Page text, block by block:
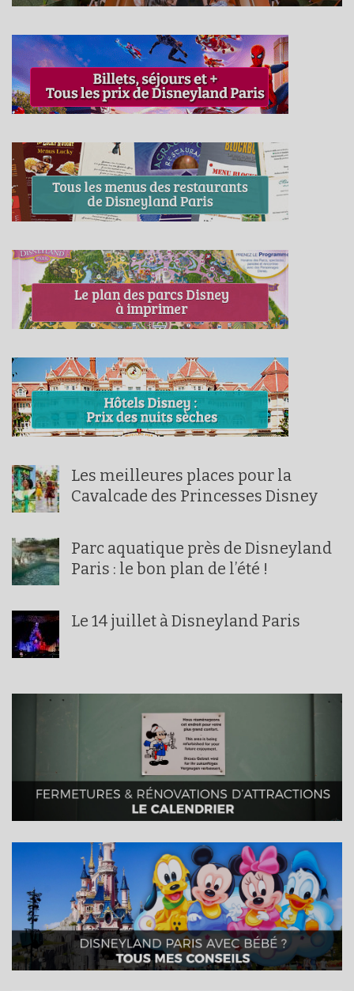
Les meilleures places pour la
Cavalcade des Princesses Disney
Parc aquatique près de Disneyland
Paris : le bon plan de l’été !
Le 14 juillet à Disneyland Paris